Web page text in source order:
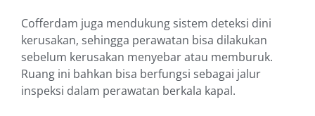
Cofferdam juga mendukung sistem deteksi dini
kerusakan, sehingga perawatan bisa dilakukan
sebelum kerusakan menyebar atau memburuk.
Ruang ini bahkan bisa berfungsi sebagai jalur
inspeksi dalam perawatan berkala kapal.